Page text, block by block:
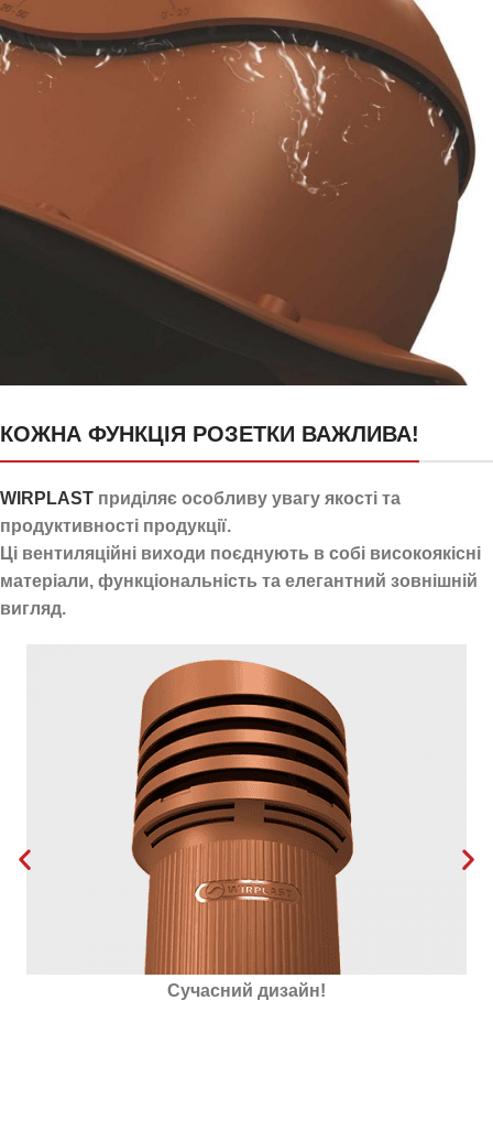
24 канали для відведення
конденсату
КОЖНА ФУНКЦІЯ РОЗЕТКИ ВАЖЛИВА!
WIRPLAST приділяє особливу увагу якості та
продуктивності продукції.
Ці вентиляційні виходи поєднують в собі високоякісні
матеріали, функціональність та елегантний зовнішній
вигляд.
Утеплена пінополістиролом